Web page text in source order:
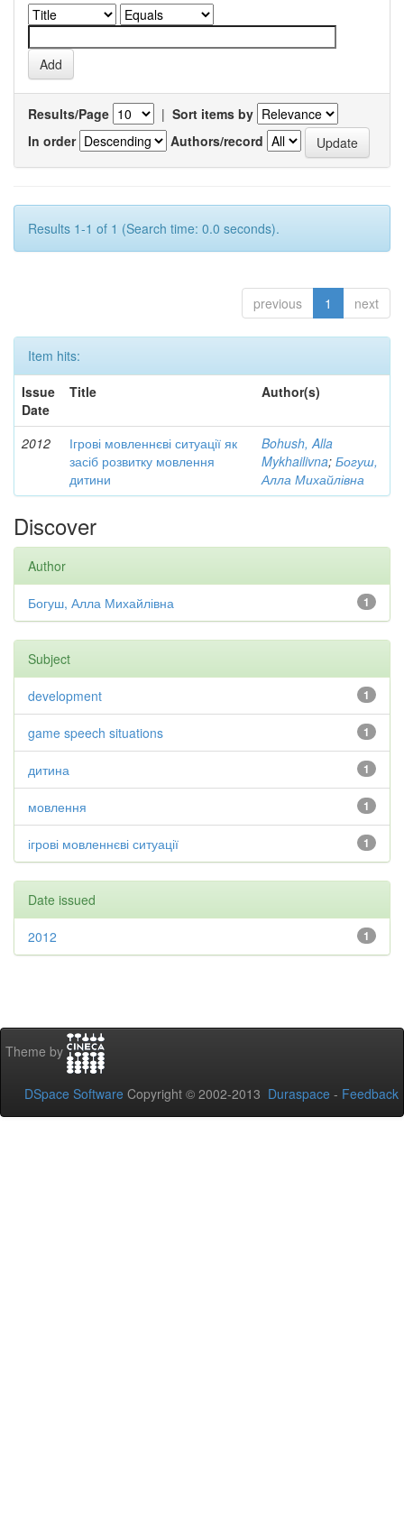
Results/Page | Sort items by
In order
Authors/record
Results 1-1 of 1 (Search time: 0.0 seconds).
previous 1 next
Item hits:
Issue
Date
Title Author(s)
2012
Ігрові мовленнєві ситуації як
засіб розвитку мовлення
дитини
Bohush, Alla
Mykhailivna; Богуш,
Алла Михайлівна
Discover
Author
1
Богуш, Алла Михайлівна
Subject
1
development
1
game speech situations
1
дитина
1
мовлення
1
ігрові мовленнєві ситуації
Date issued
1
2012
Theme by
DSpace Software Copyright © 2002-2013 Duraspace - Feedback